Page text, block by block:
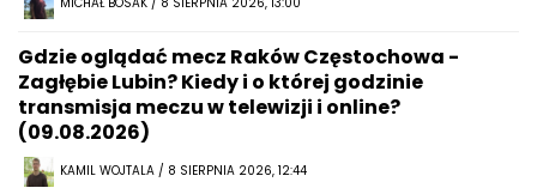
Gdzie oglądać mecz Raków Częstochowa -
Zagłębie Lubin? Kiedy i o której godzinie
transmisja meczu w telewizji i online?
(09.08.2026)
KAMIL WOJTALA / 8 SIERPNIA 2026, 12:44